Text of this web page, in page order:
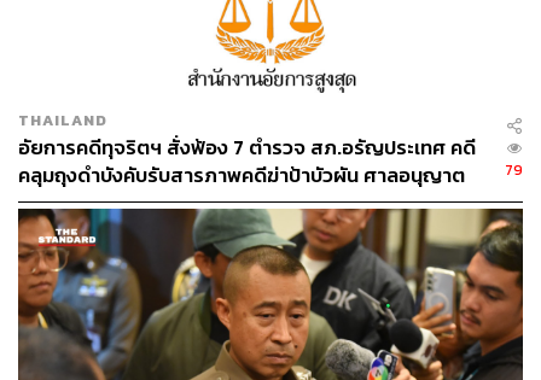
THAILAND
อัยการคดีทุจริตฯ สั่งฟ้อง 7 ตำรวจ สภ.อรัญประเทศ คดี
คลุมถุงดำบังคับรับสารภาพคดีฆ่าป้าบัวผัน ศาลอนุญาต
ปล่อยตัวชั่วคราว นัดสอบ 17 ส.ค.นี้
79